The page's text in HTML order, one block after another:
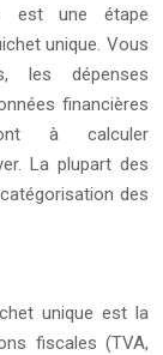
est une étape
unique. Vous
les dépenses
financières
à calculer
La plupart des
des
unique est la
fiscales (TVA,